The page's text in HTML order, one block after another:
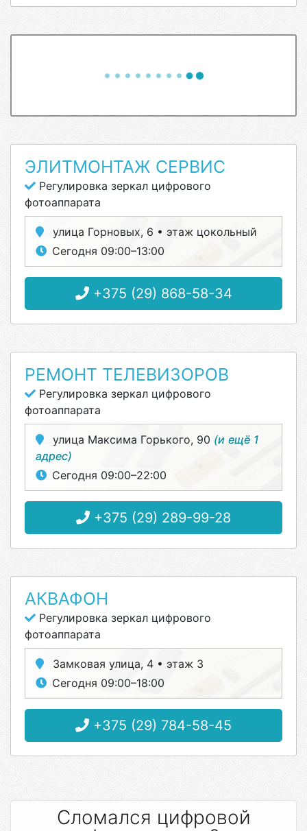
ЭЛИТМОНТАЖ СЕРВИС
Регулировка зеркал цифрового
фотоаппарата
улица Горновых, 6 • этаж цокольный
Сегодня 09:00–13:00
+375 (29) 868-58-34
РЕМОНТ ТЕЛЕВИЗОРОВ
Регулировка зеркал цифрового
фотоаппарата
улица Максима Горького, 90 (и ещё 1
адрес)
Сегодня 09:00–22:00
+375 (29) 289-99-28
АКВАФОН
Регулировка зеркал цифрового
фотоаппарата
Замковая улица, 4 • этаж 3
Сегодня 09:00–18:00
+375 (29) 784-58-45
Сломался цифровой